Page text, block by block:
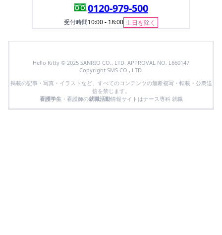
0120-979-500
受付時間10:00 - 18:00 土日を除く
Hello Kitty © 2025 SANRIO CO., LTD. APPROVAL NO. L660147
Copyright SMS CO., LTD.
掲載の記事・写真・イラストなど、すべてのコンテンツの無断複写・転載・公衆送
信を禁じます。
看護学生 ・看護師の就職活動情報サイトはナース専科 就職